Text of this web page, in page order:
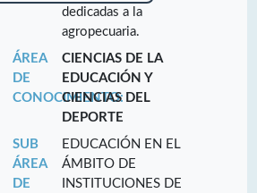
dedicadas a la
agropecuaria.
ÁREA
DE
CONOCIMIENTO:
CIENCIAS DE LA
EDUCACIÓN Y
CIENCIAS DEL
DEPORTE
SUB
ÁREA
DE
EDUCACIÓN EN EL
ÁMBITO DE
INSTITUCIONES DE